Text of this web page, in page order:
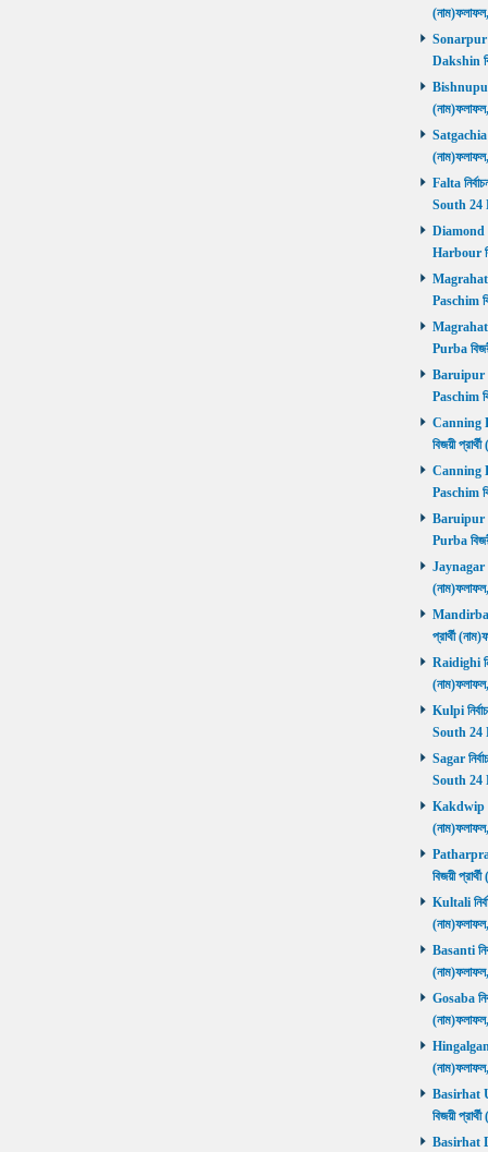
Sonarpur
Dakshin
Bishnupur
Satgachia
Falta
South 24
Diamond
Harbour
Magrahat
Paschim
Magrahat
Purba
Baruipur
Paschim
Canning
বিজয়ী
Canning
Paschim
Baruipur
Purba
Jaynagar
প্রার্থী
Raidighi
Kulpi
South 24
Sagar
South 24
Kakdwip
বিজয়ী
Kultali
Basanti
Gosaba
Hingalganj
Basirhat
বিজয়ী
Basirhat